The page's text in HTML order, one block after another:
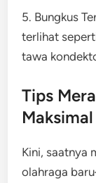
5. Bungkus
terlihat
tawa
Tips
Maksimal
Kini, saatnya
olahraga